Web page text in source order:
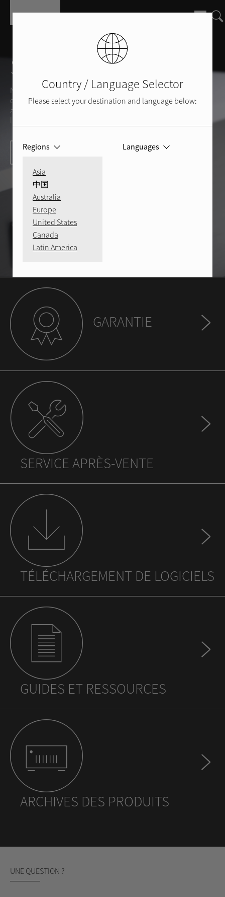
Support Rotel
Nous sommes à votre disposition, pour répondre aux
questions que pourraient vous inspirer vos produits et
appareils Rotel ou vous fournir des éclaircissements sur
l'univers et la qualité du son.
Contactez-nous dès aujourd'hui
GARANTIE
SERVICE APRÈS-VENTE
TÉLÉCHARGEMENT DE LOGICIELS
GUIDES ET RESSOURCES
ARCHIVES DES PRODUITS
UNE QUESTION ?
Country / Language Selector
Please select your destination and language below:
Regions
Asia
中国
Australia
Europe
United States
Canada
Latin America
Languages